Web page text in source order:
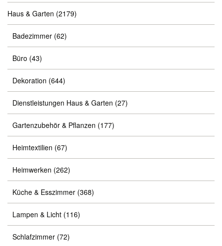
Haus & Garten (2179)
Badezimmer (62)
Büro (43)
Dekoration (644)
Dienstleistungen Haus & Garten (27)
Gartenzubehör & Pflanzen (177)
Heimtextilien (67)
Heimwerken (262)
Küche & Esszimmer (368)
Lampen & Licht (116)
Schlafzimmer (72)